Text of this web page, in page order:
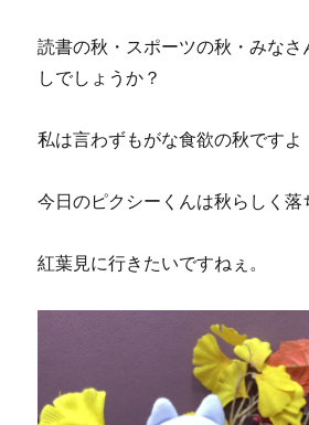
読書の秋・スポーツの秋・みなさ
しでしょうか？
私は言わずもがな食欲の秋ですよ
今日のピクシーくんは秋らしく落
紅葉見に行きたいですねぇ。